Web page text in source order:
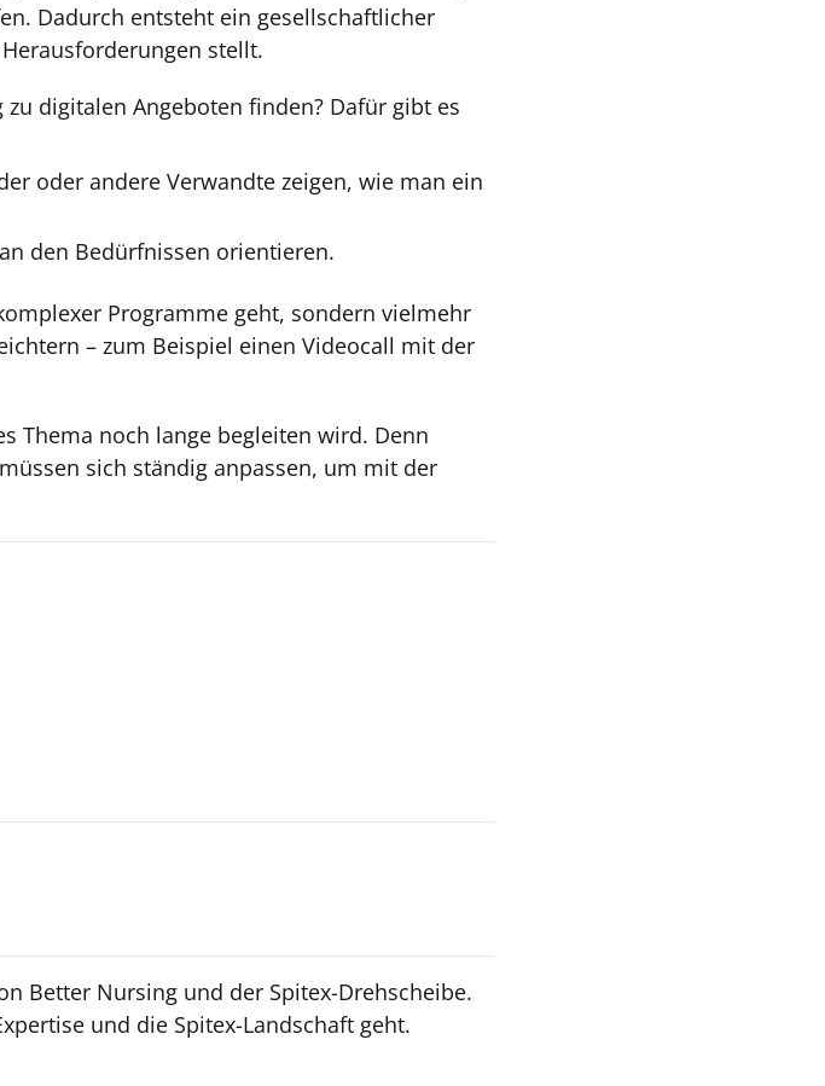
Dadurch entsteht ein gesellschaftlicher
stellt.
digitalen Angeboten finden? Dafür gibt es
oder andere Verwandte zeigen, wie man ein
den Bedürfnissen orientieren.
Programme geht, sondern vielmehr
– zum Beispiel einen Videocall mit der
Thema noch lange begleiten wird. Denn
sich ständig anpassen, um mit der
Better Nursing und der Spitex-Drehscheibe.
und die Spitex-Landschaft geht.